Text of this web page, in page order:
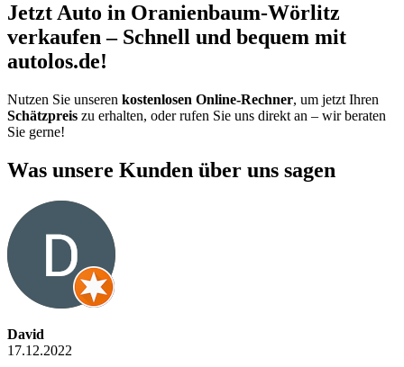
Jetzt Auto in Oranienbaum-Wörlitz
verkaufen – Schnell und bequem mit
autolos.de!
Nutzen Sie unseren kostenlosen Online-Rechner, um jetzt Ihren
Schätzpreis zu erhalten, oder rufen Sie uns direkt an – wir beraten
Sie gerne!
Was unsere Kunden über uns sagen
David
17.12.2022